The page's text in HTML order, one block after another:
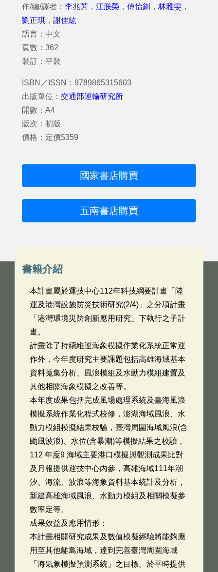
作/編/譯者： 李兆芳 ， 江朕榮 ， 傅怡釧 ， 林雅雯 ，
劉正琪 ， 謝佳紘
語言：中文
頁數：362
裝訂：平裝
ISBN／ISSN：9789865315603
出版單位： 交通部運輸研究所
開數：A4
版次：初版
價格：定價$359
國家書店購買
五南書店購買
書籍介紹
本計畫屬於運技中心112年科技綱要計畫「陸
運及港灣設施防災技術研究(2/4)」之分項計畫
「港灣環境災防創新應用研究」下執行之子計
畫。
計畫除了持續維運海象模擬作業化系統正常運
作外，今年度研究主要課題包括高雄海域基本
資料蒐集分析、風浪模組及水動力模組建置及
其他相關海象模擬之改善等。
本年度成果包括完成風場處理系統及臺海風浪
模擬系統作業化程式校修，澎湖海域風浪、水
動力模組模擬結果校驗，臺灣周圍海域風浪(含
颱風波浪)、水位(含暴潮)等模擬結果之校驗，
112 年度9 海域主要港口模擬與觀測成果比對
及月報提供運技中心內參，高雄海域111年潮
汐、海流、波浪等海象資料基本統計及分析，
新建高雄海域風浪、水動力模組及相關模擬參
數率定等。
成果效益及應用情形：
本計畫相關研究成果及數值模擬經驗將能夠應
用至其他離島海域，達到完善臺灣周圍海域
「海氣象模擬預測系統」之目標。於平時提供